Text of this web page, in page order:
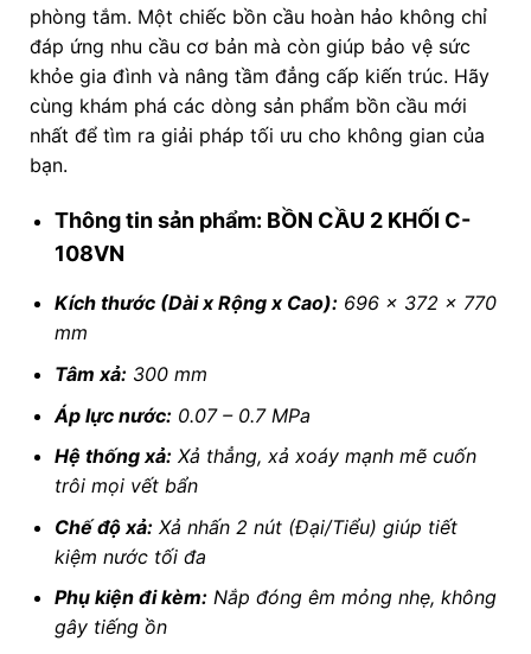
phòng tắm. Một chiếc bồn cầu hoàn hảo không chỉ
đáp ứng nhu cầu cơ bản mà còn giúp bảo vệ sức
khỏe gia đình và nâng tầm đẳng cấp kiến trúc. Hãy
cùng khám phá các dòng sản phẩm bồn cầu mới
nhất để tìm ra giải pháp tối ưu cho không gian của
bạn.
Thông tin sản phẩm: BỒN CẦU 2 KHỐI C-
108VN
Kích thước (Dài x Rộng x Cao):696 × 372 × 770
mm
Tâm xả:300 mm
Áp lực nước:0.07 – 0.7 MPa
Hệ thống xả:Xả thẳng, xả xoáy mạnh mẽ cuốn
trôi mọi vết bẩn
Chế độ xả:Xả nhấn 2 nút (Đại/Tiểu) giúp tiết
kiệm nước tối đa
Phụ kiện đi kèm:Nắp đóng êm mỏng nhẹ, không
gây tiếng ồn